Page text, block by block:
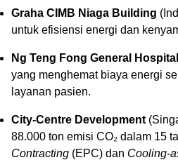
Graha CIMB Niaga Building (
untuk efisiensi energi dan
Ng Teng Fong General Hospital
yang menghemat biaya energi
layanan pasien.
City-Centre Development
88.000 ton emisi CO₂ dalam 15
Contracting (EPC) dan Cooling-